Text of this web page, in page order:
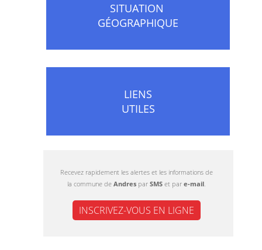
SITUATION
GÉOGRAPHIQUE
LIENS
UTILES
Recevez rapidement les alertes et les informations de
la commune de Andres par SMS et par e-mail.
INSCRIVEZ-VOUS EN LIGNE